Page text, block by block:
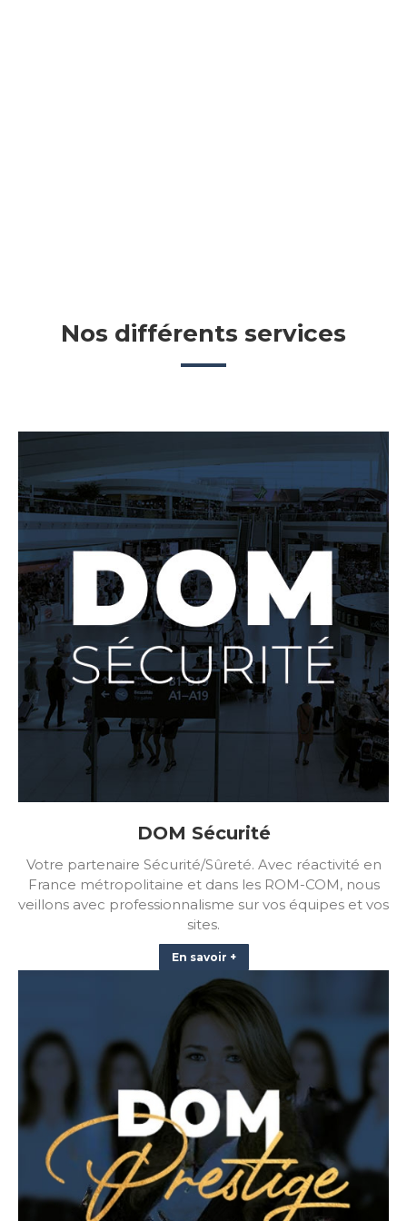
Nos différents services
DOM Sécurité
Votre partenaire Sécurité/Sûreté. Avec réactivité en
France métropolitaine et dans les ROM-COM, nous
veillons avec professionnalisme sur vos équipes et vos
sites.
En savoir +